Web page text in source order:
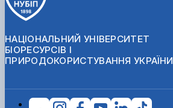
НАЦІОНАЛЬНИЙ УНІВЕРСИТЕТ
БІОРЕСУРСІВ І
ПРИРОДОКОРИСТУВАННЯ УКРАЇНИ